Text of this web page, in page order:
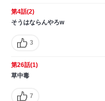
第4話(2)
そうはならんやろw
3
第26話(1)
草中毒
7